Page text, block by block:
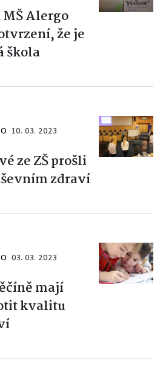
MŠ Alergo
že je
škola
10. 03. 2023
ze ZŠ prošli
zdraví
03. 03. 2023
mají
kvalitu